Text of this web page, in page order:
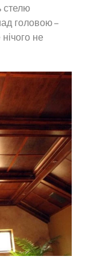
стелю
головою –
не